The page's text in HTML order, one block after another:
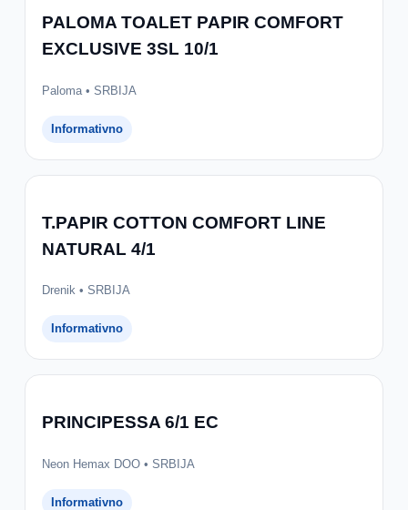
PALOMA TOALET PAPIR COMFORT
EXCLUSIVE 3SL 10/1
Paloma • SRBIJA
Informativno
T.PAPIR COTTON COMFORT LINE
NATURAL 4/1
Drenik • SRBIJA
Informativno
PRINCIPESSA 6/1 EC
Neon Hemax DOO • SRBIJA
Informativno